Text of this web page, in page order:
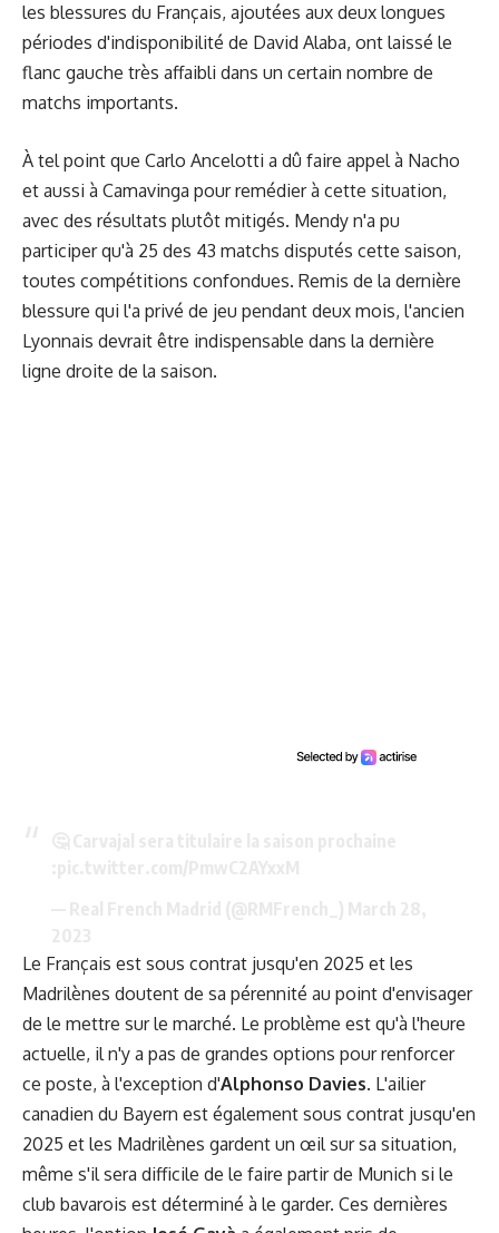
les blessures du Français, ajoutées aux deux longues
périodes d'indisponibilité de David Alaba, ont laissé le
flanc gauche très affaibli dans un certain nombre de
matchs importants.
À tel point que Carlo Ancelotti a dû faire appel à Nacho
et aussi à Camavinga pour remédier à cette situation,
avec des résultats plutôt mitigés. Mendy n'a pu
participer qu'à 25 des 43 matchs disputés cette saison,
toutes compétitions confondues. Remis de la dernière
blessure qui l'a privé de jeu pendant deux mois, l'ancien
Lyonnais devrait être indispensable dans la dernière
ligne droite de la saison.
Le Français est sous contrat jusqu'en 2025 et les
Madrilènes doutent de sa pérennité au point d'envisager
de le mettre sur le marché. Le problème est qu'à l'heure
actuelle, il n'y a pas de grandes options pour renforcer
ce poste, à l'exception d'Alphonso Davies. L'ailier
canadien du Bayern est également sous contrat jusqu'en
2025 et les Madrilènes gardent un œil sur sa situation,
même s'il sera difficile de le faire partir de Munich si le
club bavarois est déterminé à le garder. Ces dernières